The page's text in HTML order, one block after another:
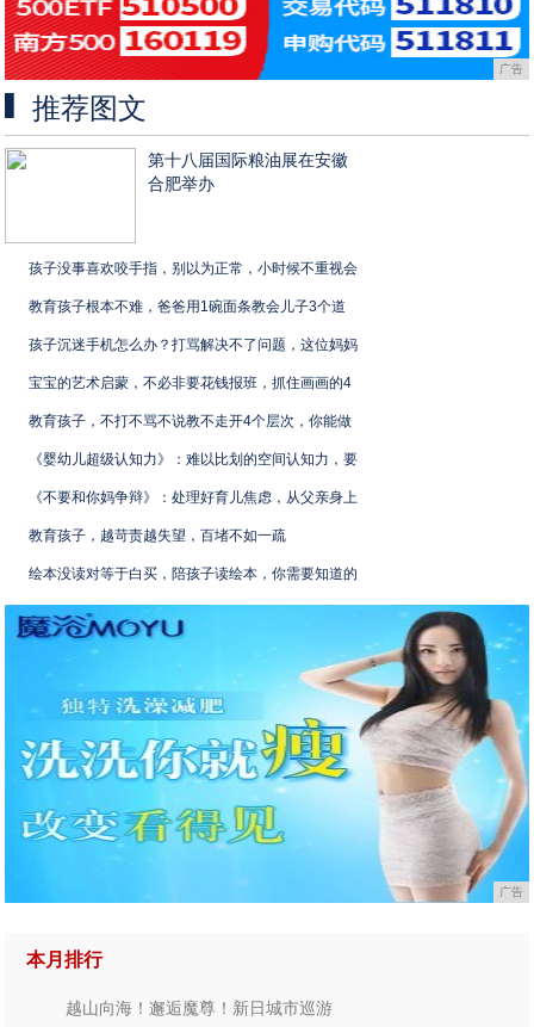
广告
推荐图文
第十八届国际粮油展在安徽
合肥举办
孩子没事喜欢咬手指，别以为正常，小时候不重视会
教育孩子根本不难，爸爸用1碗面条教会儿子3个道
孩子沉迷手机怎么办？打骂解决不了问题，这位妈妈
宝宝的艺术启蒙，不必非要花钱报班，抓住画画的4
教育孩子，不打不骂不说教不走开4个层次，你能做
《婴幼儿超级认知力》：难以比划的空间认知力，要
《不要和你妈争辩》：处理好育儿焦虑，从父亲身上
教育孩子，越苛责越失望，百堵不如一疏
绘本没读对等于白买，陪孩子读绘本，你需要知道的
广告
本月排行
越山向海！邂逅魔尊！新日城市巡游